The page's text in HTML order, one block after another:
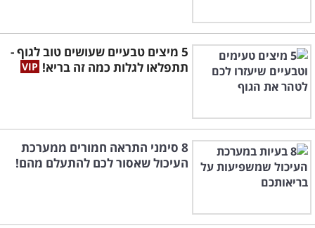
5 מיצים טבעיים שעושים טוב לגוף -
תתפלאו לגלות כמה זה בריא!
8 סימני התראה חמורים ממערכת
העיכול שאסור לכם להתעלם מהם!